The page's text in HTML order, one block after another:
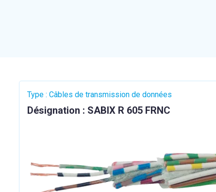
Type : Câbles de transmission de données
Désignation : SABIX R 605 FRNC